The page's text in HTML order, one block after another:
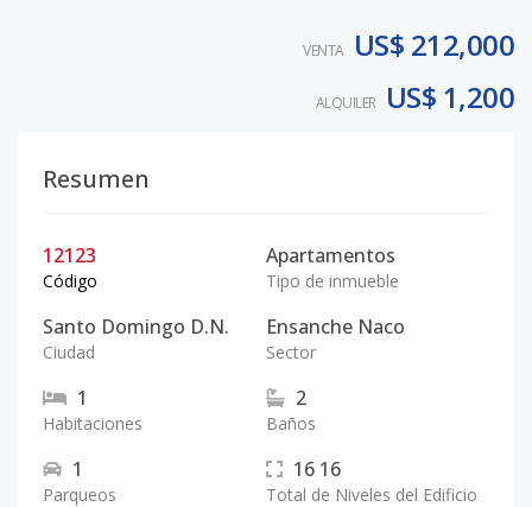
VENTA US$ 212,000
ALQUILER US$ 1,200
Resumen
12123
Código
Apartamentos
Tipo de inmueble
Santo Domingo D.N.
Ciudad
Ensanche Naco
Sector
1
Habitaciones
2
Baños
1
Parqueos
16 16
Total de Niveles del Edificio